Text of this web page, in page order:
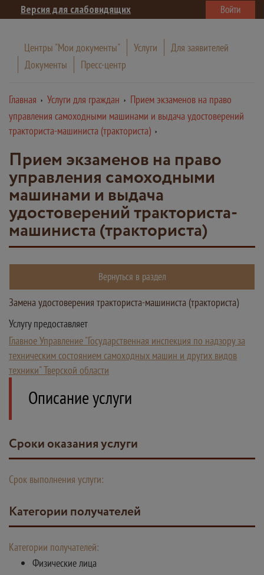
Версия для слабовидящих Войти
Центры "Мои документы" Услуги
Для заявителей
Документы
Пресс-центр
Главная Услуги для граждан
Прием экзаменов на право
управления самоходными машинами и выдача удостоверений
тракториста-машиниста (тракториста)
Прием экзаменов на право
управления самоходными
машинами и выдача
удостоверений тракториста-
машиниста (тракториста)
Вернуться в раздел
Замена удостоверения тракториста-машиниста (тракториста)
Услугу предоставляет
Главное Управление "Государственная инспекция по надзору за
техническим состоянием самоходных машин и других видов
техники" Тверской области
Описание услуги
Сроки оказания услуги
Срок выполнения услуги:
Категории получателей
Категории получателей:
Физические лица